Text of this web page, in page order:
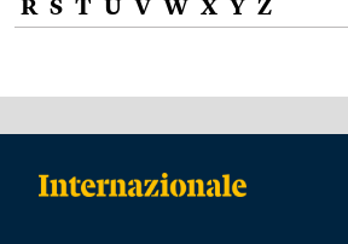
R S T U V W X Y Z